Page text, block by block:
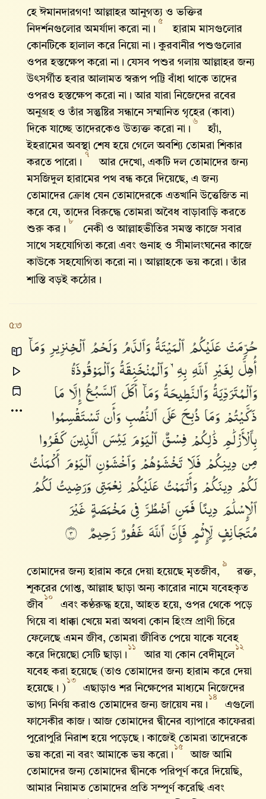
হে ঈমানদারগণ! আল্লাহর আনুগত্য ও ভক্তির
নিদর্শনগুলোর অমর্যাদা করো না।
৫
হারাম মাসগুলোর
কোনটিকে হালাল করে নিয়ো না। কুরবানীর পশুগুলোর
ওপর হস্তক্ষেপ করো না। যেসব পশুর গলায় আল্লাহর জন্য
উৎসর্গীত হবার আলামত স্বরূপ পট্টি বাঁধা থাকে তাদের
ওপরও হস্তক্ষেপ করো না। আর যারা নিজেদের রবের
অনুগ্রহ ও তাঁর সন্তুষ্টির সন্ধানে সম্মানিত গৃহের (কাবা)
দিকে যাচ্ছে তাদেরকেও উত্যক্ত করো না।
৬
হ্যাঁ,
ইহরামের অবস্থা শেষ হয়ে গেলে অবশ্যি তোমরা শিকার
করতে পারো।
৭
আর দেখো, একটি দল তোমাদের জন্য
মসজিদুল হারামের পথ বন্ধ করে দিয়েছে, এ জন্য
তোমাদের ক্রোধ যেন তোমাদেরকে এতখানি উত্তেজিত না
করে যে, তাদের বিরুদ্ধে তোমরা অবৈধ বাড়াবাড়ি করতে
শুরু কর।
৮
নেকী ও আল্লাহভীতির সমস্ত কাজে সবার
সাথে সহযোগিতা করো এবং গুনাহ ও সীমালংঘনের কাজে
কাউকে সহযোগিতা করো না। আল্লাহকে ভয় করো। তাঁর
শাস্তি বড়ই কঠোর।
৫:৩
حُرِّمَتْعَلَيْكُمُٱلْمَيْتَةُوَٱلدَّمُوَلَحْمُٱلْخِنزِيرِوَمَآ
أُهِلَّلِغَيْرِٱللَّهِبِهِۦوَٱلْمُنْخَنِقَةُوَٱلْمَوْقُوذَةُ
وَٱلْمُتَرَدِّيَةُوَٱلنَّطِيحَةُوَمَآأَكَلَٱلسَّبُعُإِلَّامَا
ذَكَّيْتُمْوَمَاذُبِحَعَلَىٱلنُّصُبِوَأَنتَسْتَقْسِمُوا۟
بِٱلْأَزْلَٰمِذَٰلِكُمْفِسْقٌٱلْيَوْمَيَئِسَٱلَّذِينَكَفَرُوا۟
مِندِينِكُمْفَلَاتَخْشَوْهُمْوَٱخْشَوْنِٱلْيَوْمَأَكْمَلْتُ
لَكُمْدِينَكُمْوَأَتْمَمْتُعَلَيْكُمْنِعْمَتِىوَرَضِيتُلَكُمُ
ٱلْإِسْلَٰمَدِينًافَمَنِٱضْطُرَّفِىمَخْمَصَةٍغَيْرَ
مُتَجَانِفٍلِّإِثْمٍفَإِنَّٱللَّهَغَفُورٌرَّحِيمٌ ٣
তোমাদের জন্য হারাম করে দেয়া হয়েছে মৃতজীব,
৯
রক্ত,
শূকরের গোশ্ত, আল্লাহ ছাড়া অন্য কারোর নামে যবেহকৃত
জীব
১০
এবং কণ্ঠরুদ্ধ হয়ে, আহত হয়ে, ওপর থেকে পড়ে
গিয়ে বা ধাক্কা খেয়ে মরা অথবা কোন হিংস্র প্রাণী চিরে
ফেলেছে এমন জীব, তোমরা জীবিত পেয়ে যাকে যবেহ
করে দিয়েছো সেটি ছাড়া।
১১
আর যা কোন বেদীমূলে
১২
যবেহ করা হয়েছে (তাও তোমাদের জন্য হারাম করে দেয়া
হয়েছে। )
১৩
এছাড়াও শর নিক্ষেপের মাধ্যমে নিজেদের
ভাগ্য নির্ণয় করাও তোমাদের জন্য জায়েয নয়।
১৪
এগুলো
ফাসেকীর কাজ। আজ তোমাদের দ্বীনের ব্যাপারে কাফেররা
পুরোপুরি নিরাশ হয়ে পড়েছে। কাজেই তোমরা তাদেরকে
ভয় করো না বরং আমাকে ভয় করো।
১৫
আজ আমি
তোমাদের জন্য তোমাদের দ্বীনকে পরিপূর্ণ করে দিয়েছি,
আমার নিয়ামত তোমাদের প্রতি সম্পূর্ণ করেছি এবং